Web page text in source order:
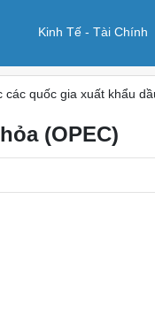
Kinh Tế - Tài Chính
các quốc gia xuất khẩu
(OPEC)